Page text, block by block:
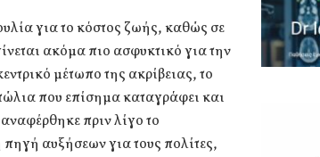
για το κόστος ζωής, καθώς σε
ακόμα πιο ασφυκτικό για την
μέτωπο της ακρίβειας, το
που επίσημα καταγράφει και
πριν λίγο το
αυξήσεων για τους πολίτες,